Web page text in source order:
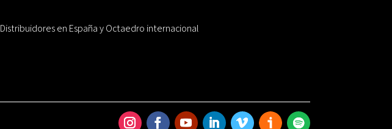
Distribuidores en España y Octaedro internacional